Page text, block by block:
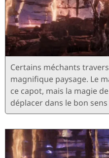
Certains méchants
magnifique paysage. Le
ce capot, mais la magie
déplacer dans le bon sens